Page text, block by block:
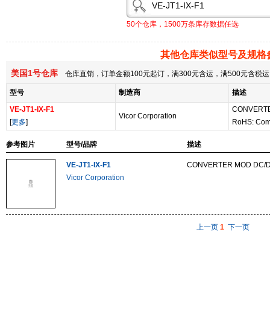
50个仓库，1500万条库存数据任选
其他仓库类似型号及规格
美国1号仓库 仓库直销，订单金额100元起订，满300元含运，满500元含税
型号 制造商
描述
VE-JT1-IX-F1
[更多]
Vicor Corporation
RoHS:
参考图片 型号/品牌 描述
VE-JT1-IX-F1
Vicor Corporation
CONVERTER MOD DC/
上一页 1 下一页